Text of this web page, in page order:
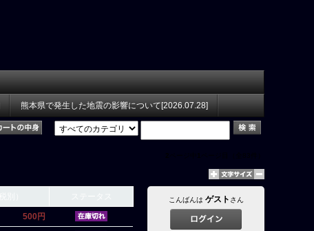
熊本県で発生した地震の影響について[2026.07.28]
500円
こんばんは ゲスト さん